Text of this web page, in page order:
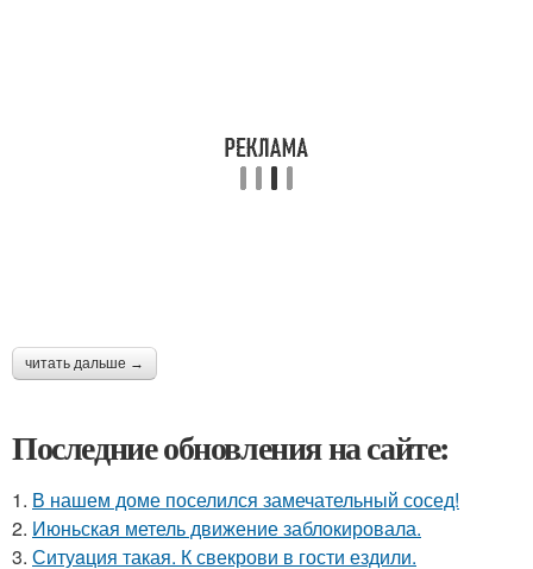
читать дальше →
Последние обновления на сайте:
1. В нашем доме поселился замечательный сосед!
2. Июньская метель движение заблокировала.
3. Ситуaция такая. К свекрови в гости ездили.